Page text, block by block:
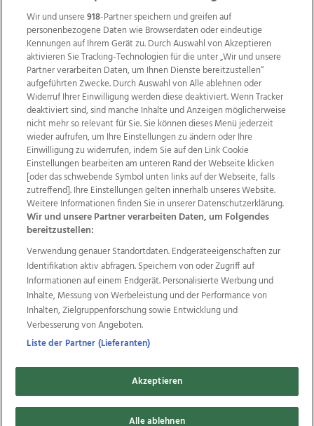
ZUR NACHRICHTENÜBERSICHT
Wir über uns Mediadaten Kontakt
Jobs
Datenschutz
Impressum
AGB Anzeigekunden
AGB Website
Ehrenkodex Politische Werbung
Weitere Angebote des Medienhauses Wimmer
TV1 di-mog-i.at OÖNow
Ischler Woche
Life Radio
OÖNachrichten
OÖN Immobilien
OÖN Karriere
OÖN Reise
Regionaljobs
wasistlos.at
Copyrights © 2026 Tips Zeitungs GmbH & Co KG
Wir und unsere918-Partner speichern und greifen auf
personenbezogene Daten wie Browserdaten oder eindeutige
Kennungen auf Ihrem Gerät zu. Durch Auswahl von Akzeptieren
aktivieren Sie Tracking-Technologien für die unter „Wir und unsere
Partner verarbeiten Daten, um Ihnen Dienste bereitzustellen“
aufgeführten Zwecke. Durch Auswahl von Alle ablehnen oder
Widerruf Ihrer Einwilligung werden diese deaktiviert. Wenn Tracker
deaktiviert sind, sind manche Inhalte und Anzeigen möglicherweise
nicht mehr so relevant für Sie. Sie können dieses Menü jederzeit
wieder aufrufen, um Ihre Einstellungen zu ändern oder Ihre
Einwilligung zu widerrufen, indem Sie auf den Link Cookie
Einstellungen bearbeiten am unteren Rand der Webseite klicken
[oder das schwebende Symbol unten links auf der Webseite, falls
zutreffend]. Ihre Einstellungen gelten innerhalb unseres Website.
Weitere Informationen finden Sie in unserer Datenschutzerklärung.
Wir und unsere Partner verarbeiten Daten, um Folgendes
bereitzustellen:
Verwendung genauer Standortdaten. Endgeräteeigenschaften zur
Identifikation aktiv abfragen. Speichern von oder Zugriff auf
Informationen auf einem Endgerät. Personalisierte Werbung und
Inhalte, Messung von Werbeleistung und der Performance von
Inhalten, Zielgruppenforschung sowie Entwicklung und
Verbesserung von Angeboten.
Liste der Partner (Lieferanten)
Akzeptieren
Alle ablehnen